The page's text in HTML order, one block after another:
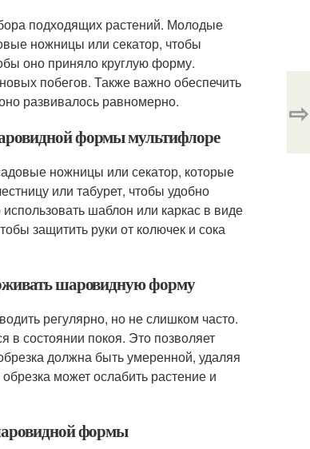
подходящих растений. Молодые
ножницы или секатор, чтобы
оно приняло круглую форму.
побегов. Также важно обеспечить
развивалось равномерно.
формы мультифлоре
ножницы или секатор, которые
или табурет, чтобы удобно
шаблон или каркас в виде
защитить руки от колючек и сока
шаровидную форму
регулярно, но не слишком часто.
в состоянии покоя. Это позволяет
должна быть умеренной, удаляя
может ослабить растение и
формы
⇨